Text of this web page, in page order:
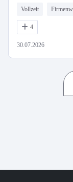
Vollzeit
4
30.07.2026